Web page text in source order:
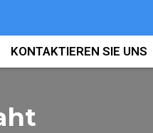
KONTAKTIEREN SIE UNS